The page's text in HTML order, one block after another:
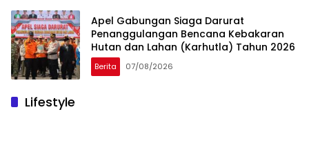
Apel Gabungan Siaga Darurat
Penanggulangan Bencana Kebakaran
Hutan dan Lahan (Karhutla) Tahun 2026
Berita 07/08/2026
Lifestyle